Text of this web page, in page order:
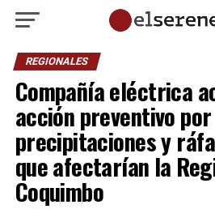
REGIONALES
Compañía eléctrica
acción preventivo por
precipitaciones y
que afectarían la
Coquimbo